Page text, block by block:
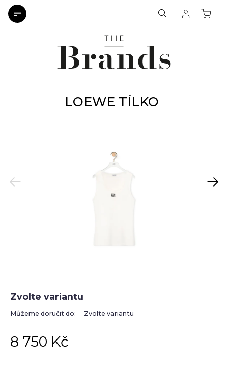
LOEWE TÍLKO
Previous Next
8 750 Kč
Zvolte variantu
Můžeme doručit do: Zvolte variantu